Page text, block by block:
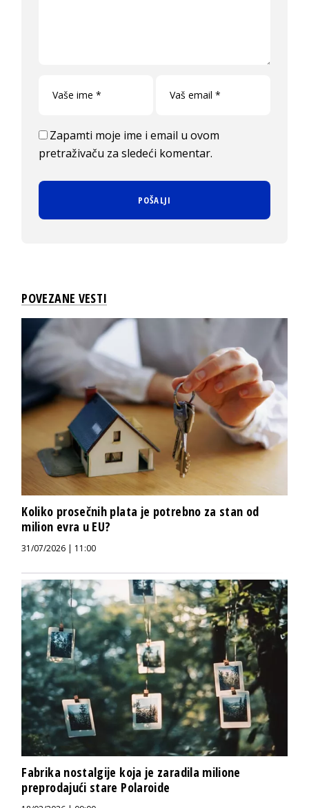
Zapamti moje ime i email u ovom
pretraživaču za sledeći komentar.
POVEZANE VESTI
Koliko prosečnih plata je potrebno za stan od
milion evra u EU?
31/07/2026 | 11:00
Fabrika nostalgije koja je zaradila milione
preprodajući stare Polaroide